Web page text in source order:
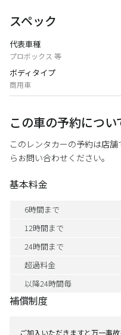
スペック
代表車種
プロボックス 等
ボディタイプ
商用車
この車の予約につい
このレンタカーの予約は店
らお問い合わせください。
基本料金
6時間まで
12時間まで
24時間まで
超過料金
以降24時間毎
補償制度
ご加入いただきますと万一事